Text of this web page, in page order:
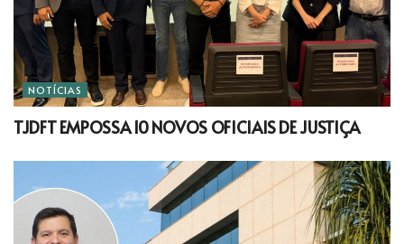
NOTÍCIAS
TJDFT EMPOSSA 10 NOVOS OFICIAIS DE JUSTIÇA